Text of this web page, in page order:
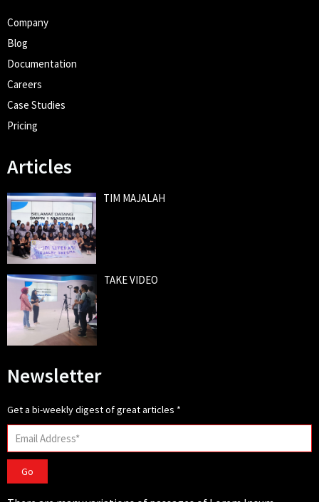
Company
Blog
Documentation
Careers
Case Studies
Pricing
Articles
TIM MAJALAH
TAKE VIDEO
Newsletter
Get a bi-weekly digest of great articles *
Go